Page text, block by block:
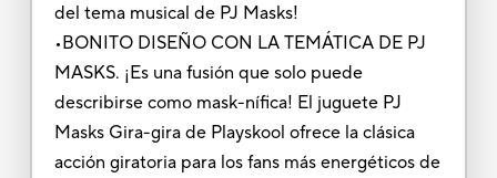
del tema musical de PJ Masks!
•BONITO DISEÑO CON LA TEMÁTICA DE PJ
MASKS. ¡Es una fusión que solo puede
describirse como mask-nífica! El juguete PJ
Masks Gira-gira de Playskool ofrece la clásica
acción giratoria para los fans más energéticos de